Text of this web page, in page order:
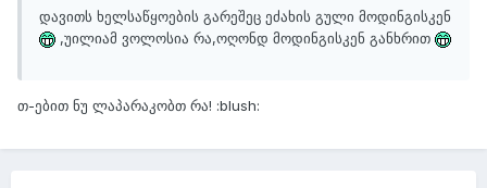
დავითს ხელსაწყოების გარეშეც ეძახის გული მოდინგისკენ
,უილიამ ვოლოსია რა,ოღონდ მოდინგისკენ განხრით
თ-ებით ნუ ლაპარაკობთ რა! :blush: